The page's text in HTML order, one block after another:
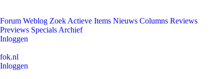
Forum Weblog Zoek Actieve Items Nieuws Columns Reviews
Previews Specials Archief
Inloggen
fok.nl
Inloggen